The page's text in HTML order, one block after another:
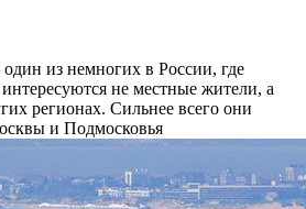
из немногих в России, где
не местные жители, а
регионах. Сильнее всего они
и Подмосковья